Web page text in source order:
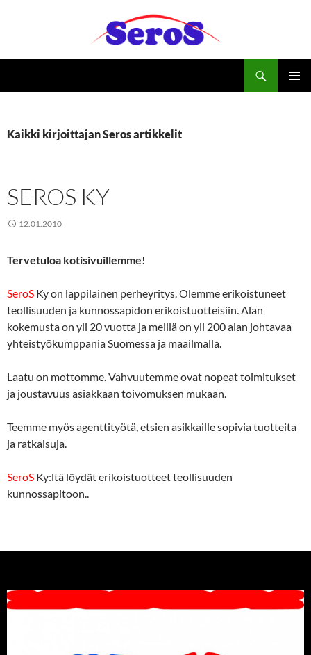
Kaikki kirjoittajan Seros artikkelit
SEROS KY
12.01.2010
Tervetuloa kotisivuillemme!
SeroS Ky on lappilainen perheyritys. Olemme erikoistuneet
teollisuuden ja kunnossapidon erikoistuotteisiin. Alan
kokemusta on yli 20 vuotta ja meillä on yli 200 alan johtavaa
yhteistyökumppania Suomessa ja maailmalla.
Laatu on mottomme. Vahvuutemme ovat nopeat toimitukset
ja joustavuus asiakkaan toivomuksen mukaan.
Teemme myös agenttityötä, etsien asikkaille sopivia tuotteita
ja ratkaisuja.
SeroS Ky:ltä löydät erikoistuotteet teollisuuden
kunnossapitoon..